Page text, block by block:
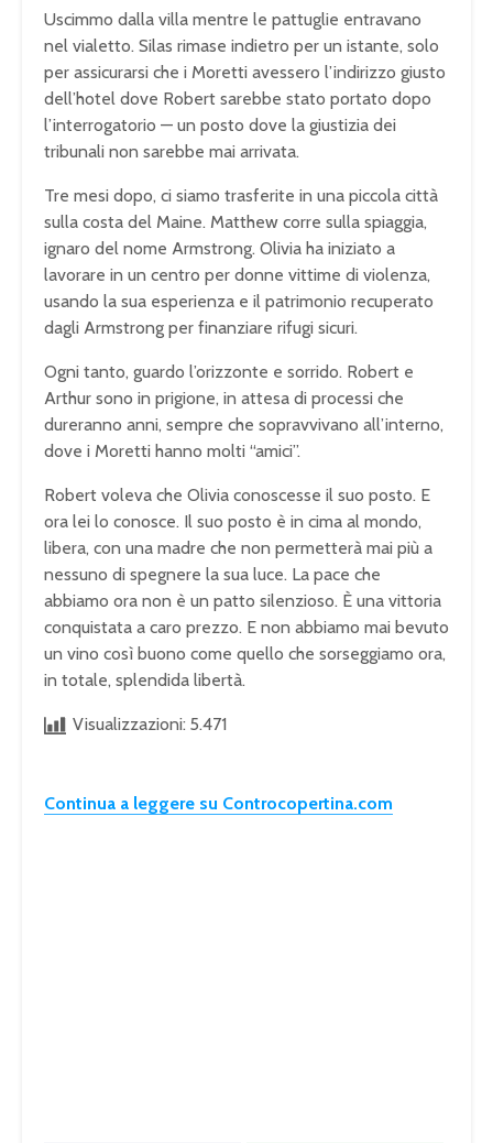
Uscimmo dalla villa mentre le pattuglie entravano
nel vialetto. Silas rimase indietro per un istante, solo
per assicurarsi che i Moretti avessero l’indirizzo giusto
dell’hotel dove Robert sarebbe stato portato dopo
l’interrogatorio — un posto dove la giustizia dei
tribunali non sarebbe mai arrivata.
Tre mesi dopo, ci siamo trasferite in una piccola città
sulla costa del Maine. Matthew corre sulla spiaggia,
ignaro del nome Armstrong. Olivia ha iniziato a
lavorare in un centro per donne vittime di violenza,
usando la sua esperienza e il patrimonio recuperato
dagli Armstrong per finanziare rifugi sicuri.
Ogni tanto, guardo l’orizzonte e sorrido. Robert e
Arthur sono in prigione, in attesa di processi che
dureranno anni, sempre che sopravvivano all’interno,
dove i Moretti hanno molti “amici”.
Robert voleva che Olivia conoscesse il suo posto. E
ora lei lo conosce. Il suo posto è in cima al mondo,
libera, con una madre che non permetterà mai più a
nessuno di spegnere la sua luce. La pace che
abbiamo ora non è un patto silenzioso. È una vittoria
conquistata a caro prezzo. E non abbiamo mai bevuto
un vino così buono come quello che sorseggiamo ora,
in totale, splendida libertà.
Visualizzazioni: 5.471
Continua a leggere su Controcopertina.com